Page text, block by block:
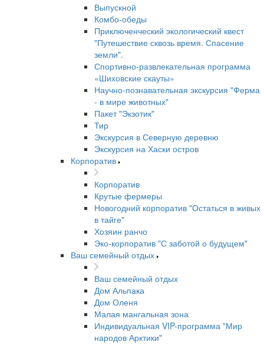
Выпускной
Комбо-обеды
Приключенческий экологический квест
"Путешествие сквозь время. Спасение
земли".
Спортивно-развлекательная программа
«Шиховские скауты»
Научно-познавательная экскурсия "Ферма
- в мире животных"
Пакет "Экзотик"
Тир
Экскурсия в Северную деревню
Экскурсия на Хаски остров
Корпоратив
Корпоратив
Крутые фермеры
Новогодний корпоратив "Остаться в живых
в тайге"
Хозяин ранчо
Эко-корпоратив "С заботой о будущем"
Ваш семейный отдых
Ваш семейный отдых
Дом Альпака
Дом Оленя
Малая мангальная зона
Индивидуальная VIP-программа "Мир
народов Арктики"